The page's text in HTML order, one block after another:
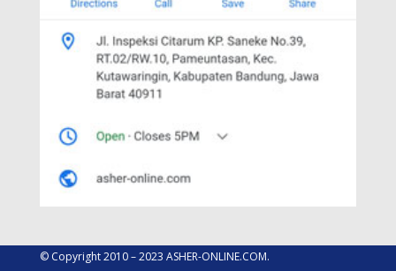
© Copyright 2010 – 2023 ASHER-ONLINE.COM.